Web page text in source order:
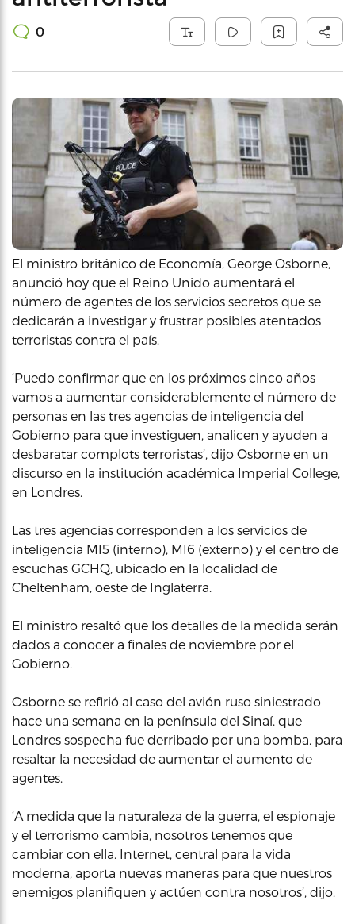
0
El ministro británico de Economía, George Osborne,
anunció hoy que el Reino Unido aumentará el
número de agentes de los servicios secretos que se
dedicarán a investigar y frustrar posibles atentados
terroristas contra el país.
‘Puedo confirmar que en los próximos cinco años
vamos a aumentar considerablemente el número de
personas en las tres agencias de inteligencia del
Gobierno para que investiguen, analicen y ayuden a
desbaratar complots terroristas’, dijo Osborne en un
discurso en la institución académica Imperial College,
en Londres.
Las tres agencias corresponden a los servicios de
inteligencia MI5 (interno), MI6 (externo) y el centro de
escuchas GCHQ, ubicado en la localidad de
Cheltenham, oeste de Inglaterra.
El ministro resaltó que los detalles de la medida serán
dados a conocer a finales de noviembre por el
Gobierno.
Osborne se refirió al caso del avión ruso siniestrado
hace una semana en la península del Sinaí, que
Londres sospecha fue derribado por una bomba, para
resaltar la necesidad de aumentar el aumento de
agentes.
‘A medida que la naturaleza de la guerra, el espionaje
y el terrorismo cambia, nosotros tenemos que
cambiar con ella. Internet, central para la vida
moderna, aporta nuevas maneras para que nuestros
enemigos planifiquen y actúen contra nosotros’, dijo.